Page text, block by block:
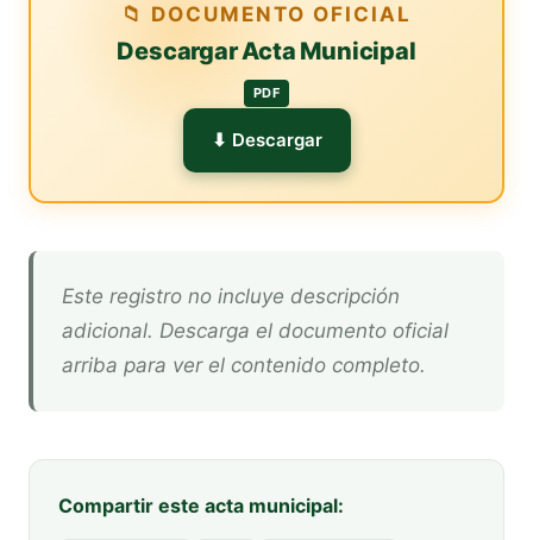
📁 DOCUMENTO OFICIAL
Descargar Acta Municipal
PDF
⬇ Descargar
Este registro no incluye descripción
adicional. Descarga el documento oficial
arriba para ver el contenido completo.
Compartir este acta municipal: